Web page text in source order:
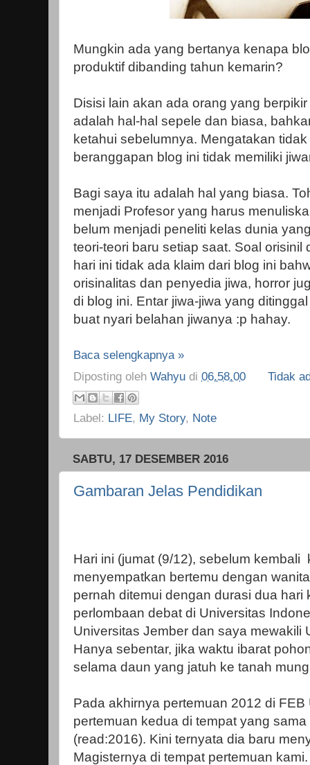
Mungkin ada yang bertanya kenapa
produktif dibanding tahun kemarin?
Disisi lain akan ada orang yang
adalah hal-hal sepele dan biasa,
ketahui sebelumnya. Mengatakan
beranggapan blog ini tidak memiliki
Bagi saya itu adalah hal yang biasa.
menjadi Profesor yang harus
belum menjadi peneliti kelas dunia
teori-teori baru setiap saat. Soal orisinil
hari ini tidak ada klaim dari blog ini
orisinalitas dan penyedia jiwa, horror
di blog ini. Entar jiwa-jiwa yang
buat nyari belahan jiwanya :p hahay.
Baca selengkapnya »
Diposting oleh Wahyu di 06.58.00 Tidak
Label: LIFE, My Story, Note
SABTU, 17 DESEMBER 2016
Gambaran Jelas Pendidikan
Hari ini (jumat (9/12), sebelum kembali
menyempatkan bertemu dengan
pernah ditemui dengan durasi dua hari
perlombaan debat di Universitas
Universitas Jember dan saya mewakili
Hanya sebentar, jika waktu ibarat
selama daun yang jatuh ke tanah
Pada akhirnya pertemuan 2012 di
pertemuan kedua di tempat yang
(read:2016). Kini ternyata dia baru
Magisternya di tempat pertemuan